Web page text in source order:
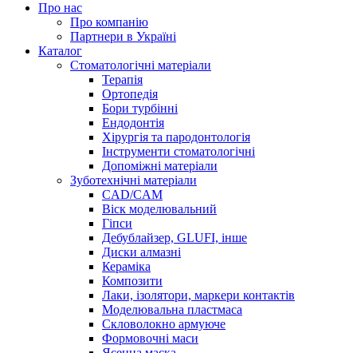
Про нас
Про компанію
Партнери в Україні
Каталог
Стоматологічні матеріали
Терапія
Ортопедія
Бори турбінні
Ендодонтія
Хірургія та пародонтологія
Інструменти стоматологічні
Допоміжні матеріали
Зуботехнічні матеріали
CAD/CAM
Віск моделювальний
Гіпси
Дебублайзер, GLUFI, інше
Диски алмазні
Кераміка
Композити
Лаки, ізолятори, маркери контактів
Моделювальна пластмаса
Скловолокно армуюче
Формовочні маси